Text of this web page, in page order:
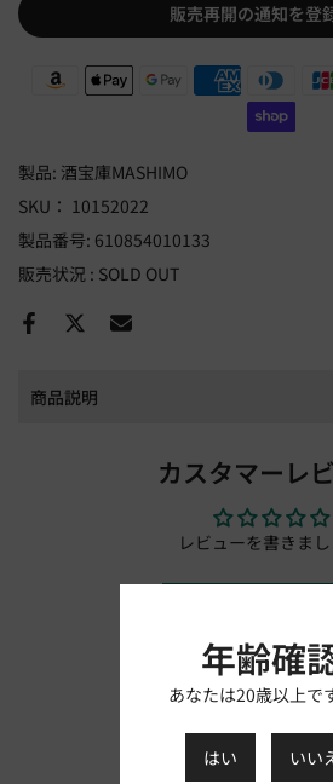
販売再開の通知を登
製品: 酒宝庫MASHIMO
SKU： 10152022
製品番号: 610854010133
販売状況 : SOLD OUT
商品説明
カスタマーレ
レビューを書きまし
年齢確
あなたは20歳以上で
はい いい